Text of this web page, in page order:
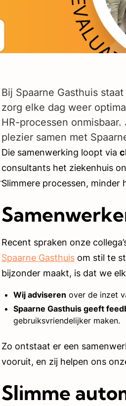
Bij Spaarne Gasthuis
zorg elke dag weer
HR-processen
plezier samen met
Die samenwerking loopt via
consultants het ziekenhuis
Slimmere processen, minder
Recent spraken onze
Spaarne Gasthuisom stil te
bijzonder maakt, is dat we
Wij adviseren over de inzet
Spaarne Gasthuis geeft
gebruiksvriendelijker maken.
Zo ontstaat er een
vooruit, en zij helpen ons
Slimme